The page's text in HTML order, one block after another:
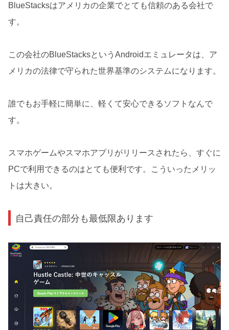
BlueStacksはアメリカの企業でとても信頼のある会社で
す。
この会社のBlueStacksというAndroidエミュレータは、ア
メリカの法律で守られた世界基準のシステムになります。
誰でもお手軽に簡単に、軽くて安心できるソフトなんで
す。
スマホゲームやスマホアプリがリリースされたら、すぐに
PCで利用できるのはとても便利です。こういったメリッ
トは大きい。
自己責任の部分も最低限あります